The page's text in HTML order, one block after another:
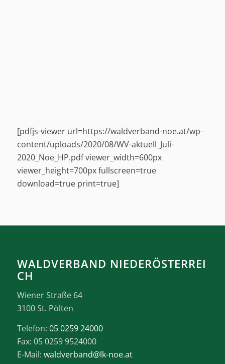
[pdfjs-viewer url=https://waldverband-noe.at/wp-
content/uploads/2020/08/WV-aktuell_Juli-
2020_Noe_HP.pdf viewer_width=600px
viewer_height=700px fullscreen=true
download=true print=true]
WALDVERBAND NIEDERÖSTERREI
CH
Wiener Straße 64
3100 St. Pölten
Telefon: 05 0259 24000
Fax: 05 0259 9524000
E-Mail: waldverband@lk-noe.at